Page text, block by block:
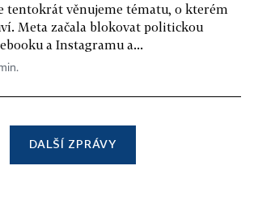
tentokrát věnujeme tématu, o kterém
Meta začala blokovat politickou
a Instagramu a...
DALŠÍ ZPRÁVY